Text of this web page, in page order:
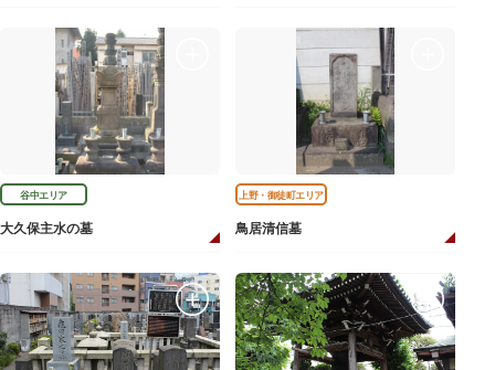
谷中エリア
大久保主水の墓
上野・御徒町エリア
鳥居清信墓